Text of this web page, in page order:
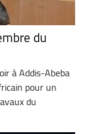
du
à Addis-Abeba
pour un
du